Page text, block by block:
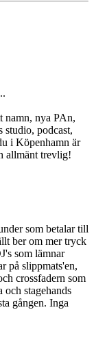
namn, nya PAn,
studio, podcast,
i Köpenhamn är
allmänt trevlig!
som betalar till
ber om mer tryck
som lämnar
på slippmats'en,
crossfadern som
stagehands
gången. Inga